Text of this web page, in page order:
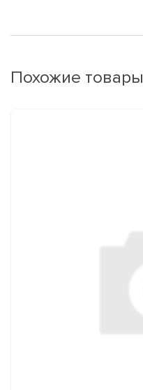
Похожие товары